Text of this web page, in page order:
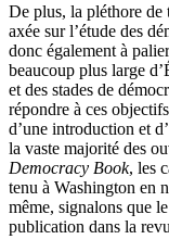
De plus, la pléthore de
axée sur l’étude des
donc également à
beaucoup plus large
et des stades de
répondre à ces
d’une introduction et
la vaste majorité des
Democracy Book, les
tenu à Washington en
même, signalons que
publication dans la